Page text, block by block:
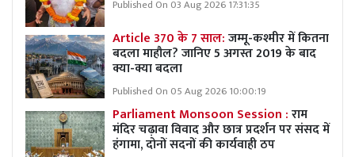
Published On 03 Aug 2026 17:31:35
Article 370 के 7 साल:जम्मू-कश्मीर में कितना
बदला माहौल? जानिए 5 अगस्त 2019 के बाद
क्या-क्या बदला
Published On 05 Aug 2026 10:00:19
Parliament Monsoon Session :राम
मंदिर चढ़ावा विवाद और छात्र प्रदर्शन पर संसद में
हंगामा, दोनों सदनों की कार्यवाही ठप